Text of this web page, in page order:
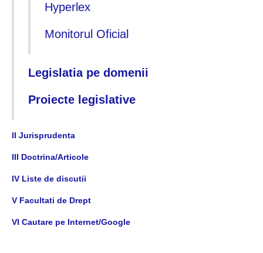
Hyperlex
Monitorul Oficial
Legislatia pe domenii
Proiecte legislative
II Jurisprudenta
III Doctrina/Articole
IV Liste de discutii
V Facultati de Drept
VI Cautare pe Internet/Google